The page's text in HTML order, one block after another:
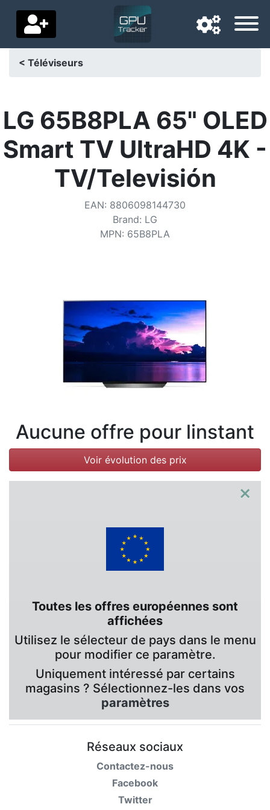
Pays de livraison
Accueil
Paramètres
Catégories
< Téléviseurs
LG 65B8PLA 65" OLED
Smart TV UltraHD 4K -
TV/Televisión
EAN: 8806098144730
Brand: LG
MPN: 65B8PLA
Aucune offre pour linstant
Voir évolution des prix
×
Toutes les offres européennes sont
affichées
Utilisez le sélecteur de pays dans le menu
pour modifier ce paramètre.
Uniquement intéressé par certains
magasins ? Sélectionnez-les dans vos
paramètres
Réseaux sociaux
Contactez-nous
Facebook
Twitter